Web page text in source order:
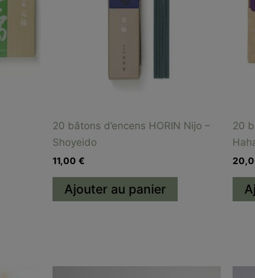
20 bâtons d’encens HORIN Nijo –
Shoyeido
11,00 €
Ajouter au panier
20